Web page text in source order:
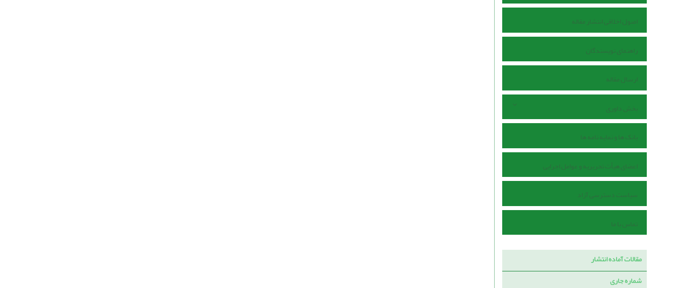
اصول اخلاقی انتشار مقاله
راهنمای نویسندگان
ارسال مقاله
بخش داوری
بانک ها و نمایه نامه ها
اعضای هیأت تحریریه و عوامل اجرایی
سیاست دسترسی آزاد
تماس با ما
مقالات آماده انتشار
شماره جاری